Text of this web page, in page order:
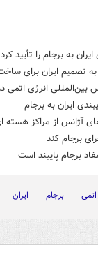
به برجام را تأیید کرد
تصمیم ایران برای
انرژی اتمی
ایران به برجام
آژانس از مراکز هسته
برجام کند
برجام پایبند است
برجام ایران